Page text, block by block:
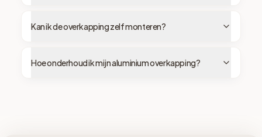
Kan ik de overkapping zelf monteren?
Hoe onderhoud ik mijn aluminium overkapping?